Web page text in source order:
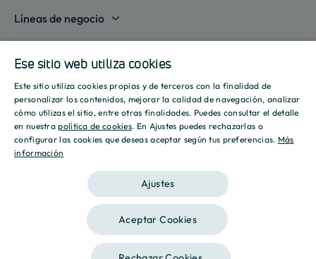
Valencia
Sevilla
Islas Baleares
Mostrar todas
Sobre nosotros
Destino Culmia
Sala de prensa
Informes
Iniciativas
Culmia Challenges
Culmia Fest
Trabaja con nosotros
Líneas de negocio
Vivienda Alquiler
Gestión de Suelo
Actualidad
Culmia es noticia
Tendencias
Estilo de vida
Sostenibilidad
Recursos
Guías
Calculadora Hipotecaria
Calculadora Energética
Política de privacidad Política de Cookies
2026 Culmia • Todos los derechos reservados
Este sitio está registrado en wpml.org como sitio de desarrollo. Cambia a una
SPANISH
ENGLISH
Ese sitio web utiliza cookies
Este sitio utiliza cookies propias y de terceros con la finalidad de
personalizar los contenidos, mejorar la calidad de navegación, analizar
cómo utilizas el sitio, entre otras finalidades. Puedes consultar el detalle
en nuestrapolítica de cookies. En Ajustes puedes rechazarlas o
configurar las cookies que deseas aceptar según tus preferencias. Más
información
Ajustes
Aceptar Cookies